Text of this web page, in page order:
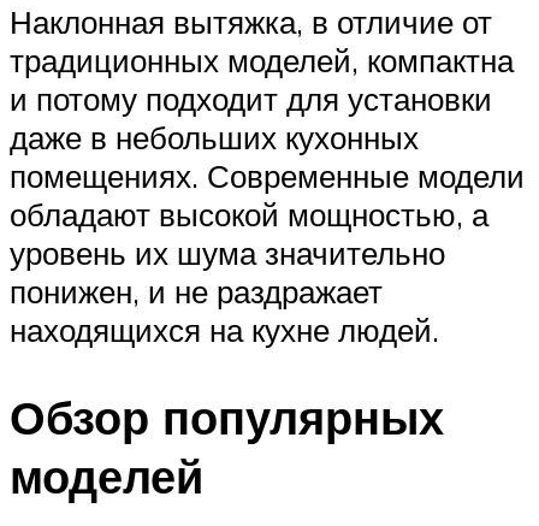
Наклонная вытяжка, в отличие от
традиционных моделей, компактна
и потому подходит для установки
даже в небольших кухонных
помещениях. Современные модели
обладают высокой мощностью, а
уровень их шума значительно
понижен, и не раздражает
находящихся на кухне людей.
Обзор популярных
моделей